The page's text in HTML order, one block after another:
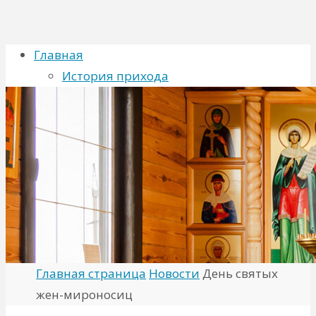
Главная
История прихода
Расписание
Новости
Фото
Контакты
Поиск
Главная страница Новости День святых
жен-мироносиц